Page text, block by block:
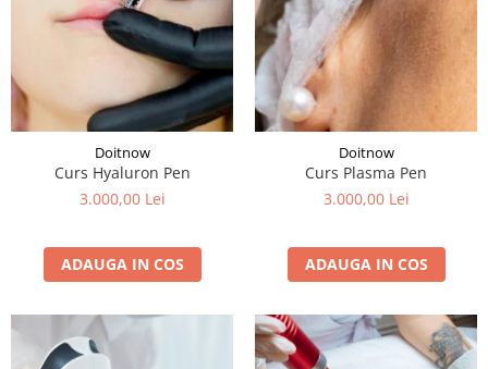
Doitnow
Curs Hyaluron Pen
3.000,00 Lei
ADAUGA IN COS
Doitnow
Curs Plasma Pen
3.000,00 Lei
ADAUGA IN COS